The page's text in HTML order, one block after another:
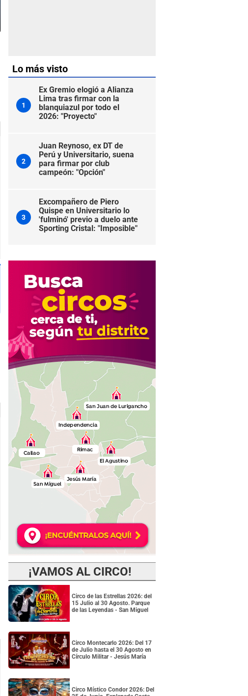
Lo más visto
1
Ex Gremio elogió a Alianza
Lima tras firmar con la
blanquiazul por todo el
2026: "Proyecto"
2
Juan Reynoso, ex DT de
Perú y Universitario, suena
para firmar por club
campeón: "Opción"
3
Excompañero de Piero
Quispe en Universitario lo
'fulminó' previo a duelo ante
Sporting Cristal: "Imposible"
¡VAMOS AL CIRCO!
Circo de las Estrellas 2026: del
15 Julio al 30 Agosto. Parque
de las Leyendas - San Miguel
Circo Montecarlo 2026: Del 17
de Julio hasta el 30 Agosto en
Círculo Militar - Jesús María
Circo Místico Condor 2026: Del